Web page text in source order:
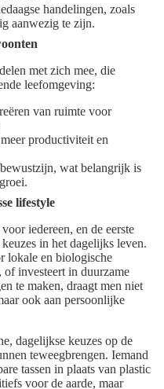
handelingen, zoals
aanwezig te zijn.
met zich mee, die
leefomgeving:
van ruimte voor
productiviteit en
wat belangrijk is
lifestyle
iedereen, en de eerste
in het dagelijks leven.
lokale en biologische
of investeert in duurzame
te maken, draagt men niet
ook aan persoonlijke
dagelijkse keuzes op de
teweegbrengen. Iemand
tassen in plaats van plastic
voor de aarde, maar